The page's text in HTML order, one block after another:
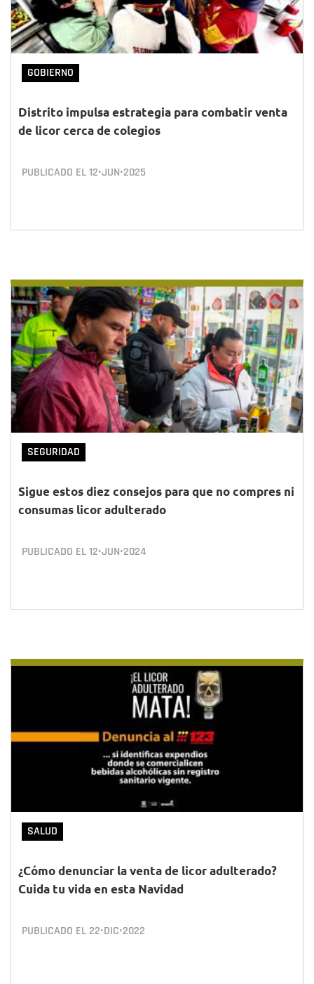
GOBIERNO
Distrito impulsa estrategia para combatir venta
de licor cerca de colegios
PUBLICADO EL12•JUN•2025
SEGURIDAD
Sigue estos diez consejos para que no compres ni
consumas licor adulterado
PUBLICADO EL12•JUN•2024
SALUD
¿Cómo denunciar la venta de licor adulterado?
Cuida tu vida en esta Navidad
PUBLICADO EL 22•DIC•2022